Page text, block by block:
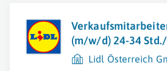
(m/w/d) 24-34
Lidl Österreich